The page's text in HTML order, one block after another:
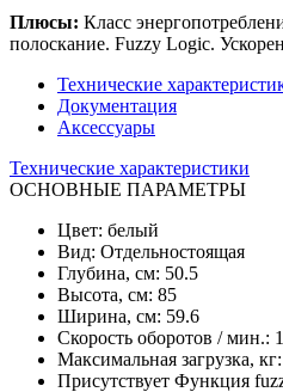
Плюсы: Класс
полоскание. Fuzzy Logic.
Технические
Документация
Аксессуары
Технические характеристики
ОСНОВНЫЕ ПАРАМЕТРЫ
Цвет: белый
Вид: Отдельностоящая
Глубина, см: 50.5
Высота, см: 85
Ширина, см: 59.6
Скорость оборотов / мин.:
Максимальная загрузка,
Присутствует Функция